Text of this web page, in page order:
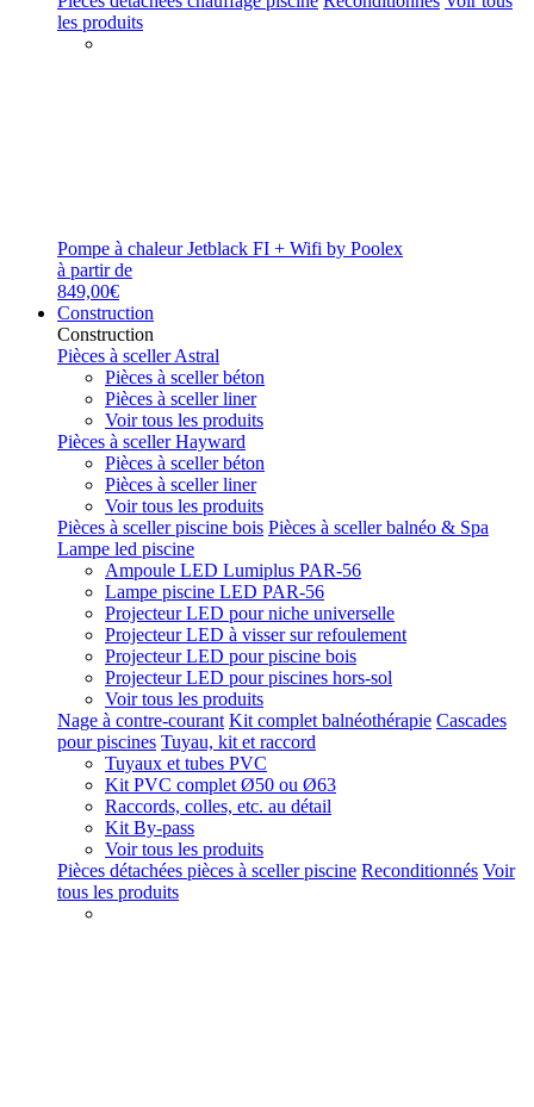
les produits
Pompe à chaleur Jetblack FI + Wifi by Poolex
à partir de
849,00€
Construction
Construction
Pièces à sceller Astral
Pièces à sceller béton
Pièces à sceller liner
Voir tous les produits
Pièces à sceller Hayward
Pièces à sceller béton
Pièces à sceller liner
Voir tous les produits
Pièces à sceller piscine bois Pièces à sceller balnéo & Spa
Lampe led piscine
Ampoule LED Lumiplus PAR-56
Lampe piscine LED PAR-56
Projecteur LED pour niche universelle
Projecteur LED à visser sur refoulement
Projecteur LED pour piscine bois
Projecteur LED pour piscines hors-sol
Voir tous les produits
Nage à contre-courant Kit complet balnéothérapie Cascades
pour piscines Tuyau, kit et raccord
Tuyaux et tubes PVC
Kit PVC complet Ø50 ou Ø63
Raccords, colles, etc. au détail
Kit By-pass
Voir tous les produits
Pièces détachées pièces à sceller piscine Reconditionnés Voir
tous les produits